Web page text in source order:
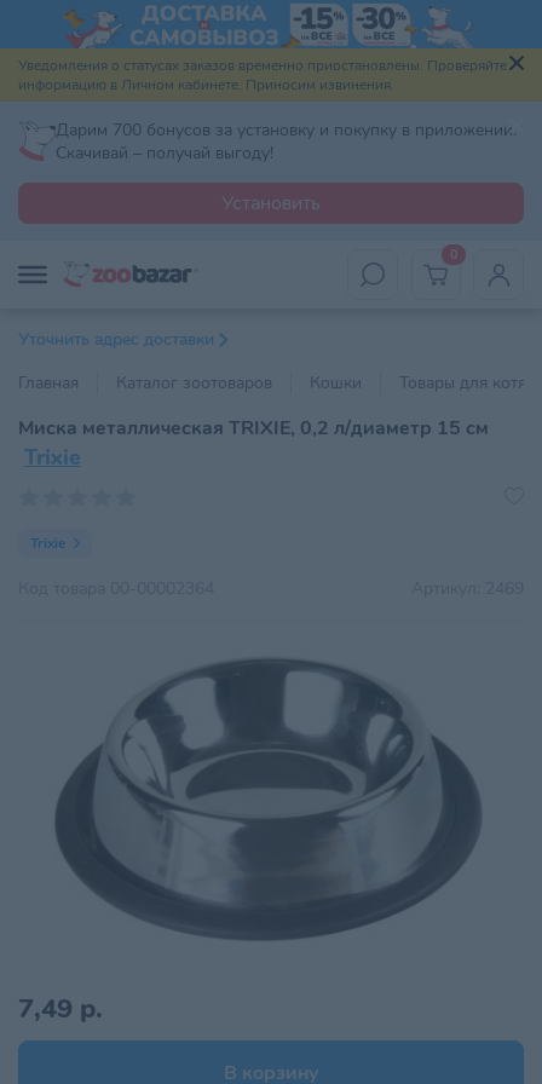
Уведомления о статусах заказов временно приостановлены. Проверяйте
информацию в Личном кабинете. Приносим извинения.
Дарим 700 бонусов за установку и покупку в приложении.
Скачивай – получай выгоду!
Установить
0
Уточнить адрес доставки
Главная
Каталог зоотоваров Кошки Товары для котят
Миска металлическая TRIXIE, 0,2 л/диаметр 15 см
Trixie
Trixie
7,49 р.
В корзину